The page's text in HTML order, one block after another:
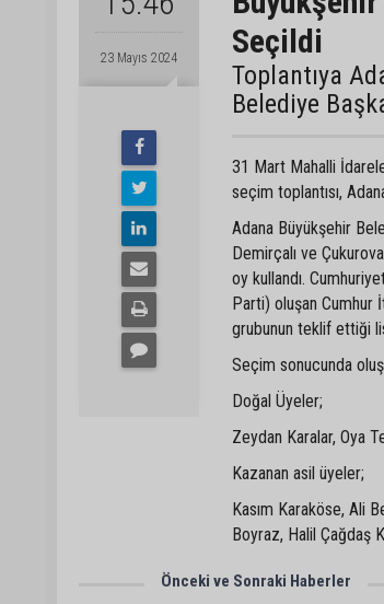
23 Mayıs 2024
Seçildi
Toplantıya
Belediye
31 Mart Mahalli
seçim toplantısı,
Adana Büyükşehir
Demirçalı ve
oy kullandı.
Parti) oluşan Cumhur
grubunun teklif ettiği
Seçim sonucunda
Doğal Üyeler;
Zeydan Karalar, Oya
Kazanan asil üyeler;
Kasım Karaköse, Ali
Boyraz, Halil Çağdaş
Önceki ve Sonraki Haberler